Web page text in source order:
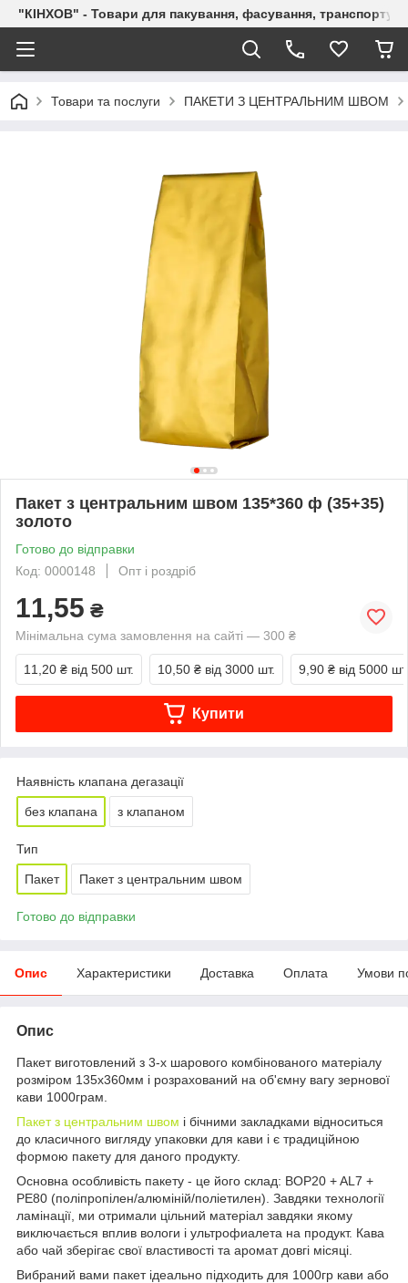
"КІНХОВ" - Товари для пакування, фасування,
Товари та послуги ПАКЕТИ З ЦЕНТРАЛЬНИМ ШВОМ
Пакет з центральним швом 135*360 ф (35+35)
золото
Готово до відправки
Код: 0000148
Опт і роздріб
11,55 ₴
Мінімальна сума замовлення на сайті — 300 ₴
11,20 ₴ від 500 шт. 10,50 ₴ від 3000 шт. 9,90 ₴ від 5000 шт.
Купити
Наявність клапана дегазації
без клапана з клапаном
Тип
Пакет Пакет з центральним швом
Готово до відправки
Опис Характеристики Доставка Оплата Умови
Опис
Пакет виготовлений з 3-х шарового комбінованого матеріалу
розміром 135х360мм і розрахований на об'ємну вагу зернової
кави 1000грам.
Пакет з центральним швом і бічними закладками відноситься
до класичного вигляду упаковки для кави і є традиційною
формою пакету для даного продукту.
Основна особливість пакету - це його склад: BOP20 + AL7 +
PE80 (поліпропілен/алюміній/поліетилен). Завдяки технології
ламінації, ми отримали цільний матеріал завдяки якому
виключається вплив вологи і ультрофиалета на продукт. Кава
або чай зберігає свої властивості та аромат довгі місяці.
Вибраний вами пакет ідеально підходить для 1000гр кави або